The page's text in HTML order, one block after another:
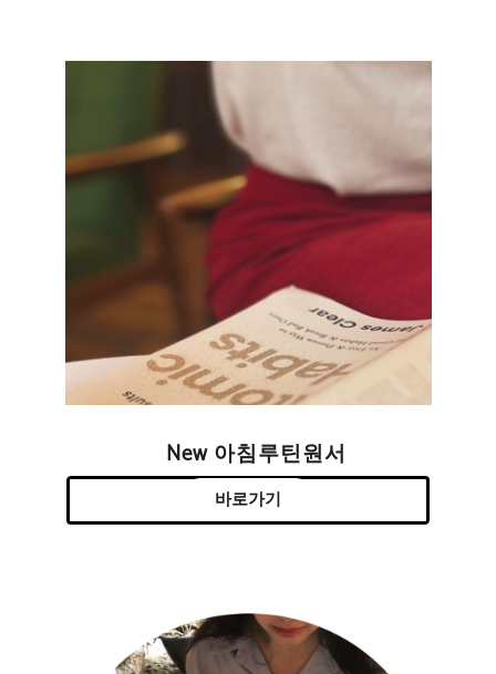
New 아침루틴원서
바로가기